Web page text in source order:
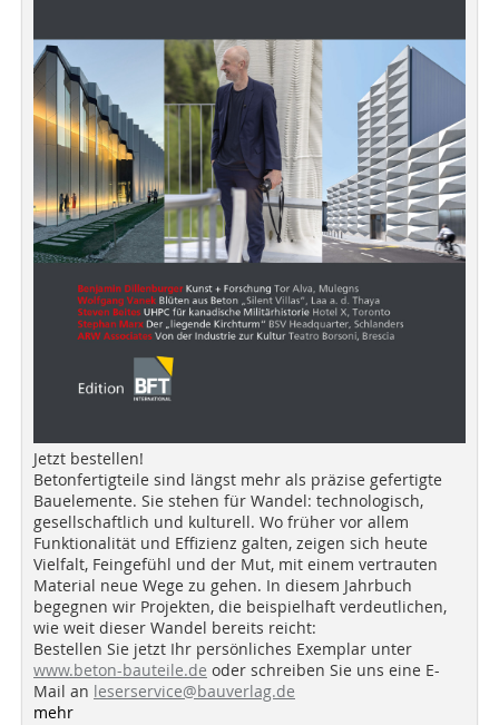
Jetzt bestellen!
Betonfertigteile sind längst mehr als präzise gefertigte
Bauelemente. Sie stehen für Wandel: technologisch,
gesellschaftlich und kulturell. Wo früher vor allem
Funktionalität und Effizienz galten, zeigen sich heute
Vielfalt, Feingefühl und der Mut, mit einem vertrauten
Material neue Wege zu gehen. In diesem Jahrbuch
begegnen wir Projekten, die beispielhaft verdeutlichen,
wie weit dieser Wandel bereits reicht:
Bestellen Sie jetzt Ihr persönliches Exemplar unter
www.beton-bauteile.de oder schreiben Sie uns eine E-
Mail an leserservice@bauverlag.de
mehr